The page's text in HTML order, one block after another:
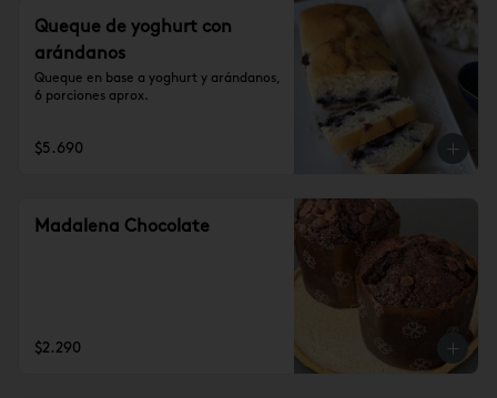
Queque de yoghurt con
arándanos
Queque en base a yoghurt y arándanos,
6 porciones aprox.
$5.690
Madalena Chocolate
$2.290